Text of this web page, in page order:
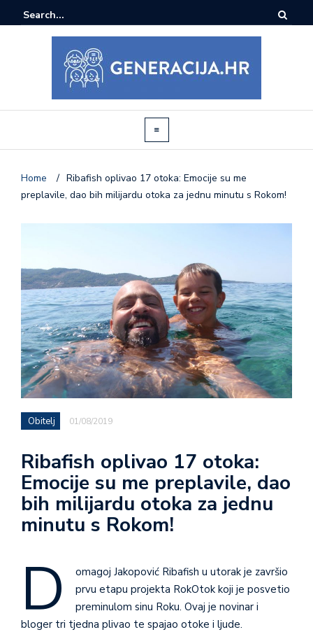
Home / Ribafish oplivao 17 otoka: Emocije su me
preplavile, dao bih milijardu otoka za jednu minutu s Rokom!
Obitelj 01/08/2019
Ribafish oplivao 17 otoka:
Emocije su me preplavile, dao
bih milijardu otoka za jednu
minutu s Rokom!
D
omagoj Jakopović Ribafish u utorak je završio
prvu etapu projekta RokOtok koji je posvetio
preminulom sinu Roku. Ovaj je novinar i
bloger tri tjedna plivao te spajao otoke i ljude.